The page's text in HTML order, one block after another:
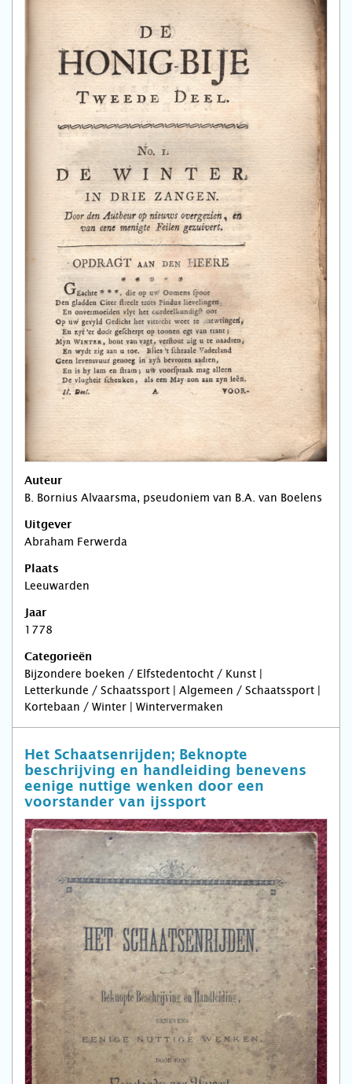
Auteur
B. Bornius Alvaarsma, pseudoniem van B.A. van Boelens
Uitgever
Abraham Ferwerda
Plaats
Leeuwarden
Jaar
1778
Categorieën
Bijzondere boeken / Elfstedentocht / Kunst |
Letterkunde / Schaatssport | Algemeen / Schaatssport |
Kortebaan / Winter | Wintervermaken
Het Schaatsenrijden; Beknopte
beschrijving en handleiding benevens
eenige nuttige wenken door een
voorstander van ijssport